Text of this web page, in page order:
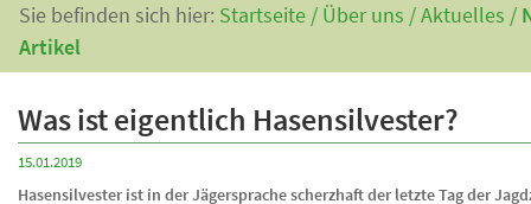
Sie befinden sich hier: Startseite / Über uns /Aktuelles /
Artikel
Was ist eigentlich Hasensilvester?
15.01.2019
Hasensilvester ist in der Jägersprache scherzhaft der letzte Tag der